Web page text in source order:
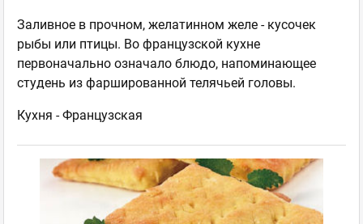
Заливное в прочном, желатинном желе - кусочек
рыбы или птицы. Во французской кухне
первоначально означало блюдо, напоминающее
студень из фаршированной телячьей головы.
Кухня -Французская